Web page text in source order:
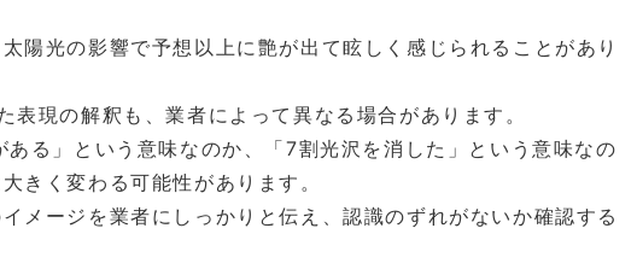
陽光の影響で予想以上に艶が出て眩しく感じられることがあり
表現の解釈も、業者によって異なる場合があります。
る」という意味なのか、「7割光沢を消した」という意味なの
きく変わる可能性があります。
メージを業者にしっかりと伝え、認識のずれがないか確認する